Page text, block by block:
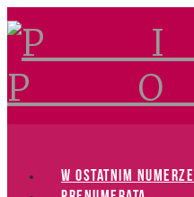
W OSTATNIM NUMERZE